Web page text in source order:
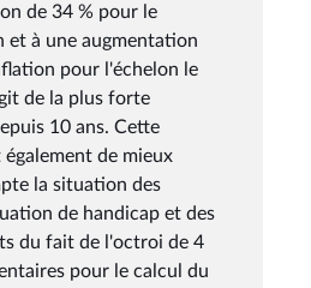
de 34 % pour le
et à une augmentation
pour l'échelon le
de la plus forte
10 ans. Cette
de mieux
la situation des
de handicap et des
du fait de l'octroi de 4
pour le calcul du